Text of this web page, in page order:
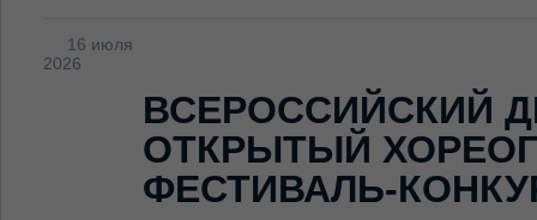
16 июля
2026
ВСЕРОССИЙСКИЙ
ОТКРЫТЫЙ
ФЕСТИВАЛЬ-